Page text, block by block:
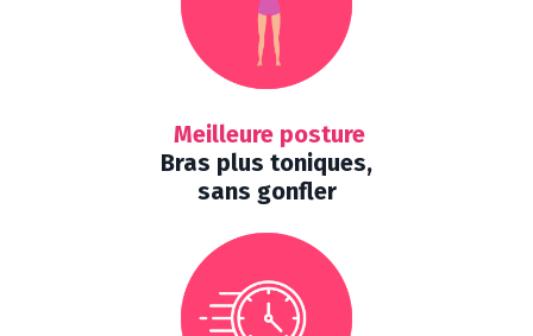
Meilleure posture
Bras plus toniques,
sans gonfler